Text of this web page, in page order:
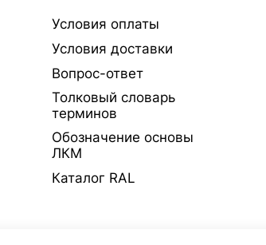
Условия оплаты
Условия доставки
Вопрос-ответ
Толковый словарь
терминов
Обозначение основы
ЛКМ
Каталог RAL